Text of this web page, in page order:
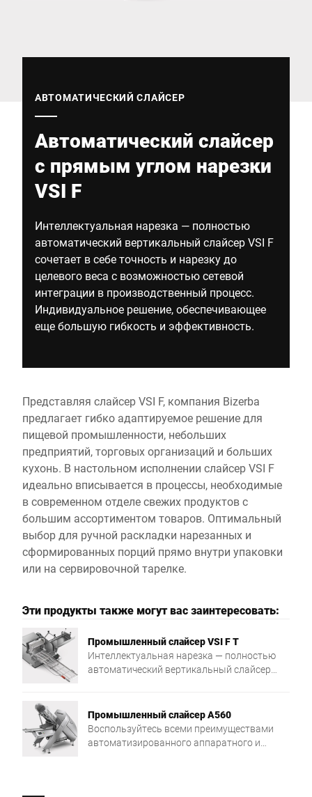
АВТОМАТИЧЕСКИЙ СЛАЙСЕР
Автоматический слайсер
с прямым углом нарезки
VSI F
Интеллектуальная нарезка — полностью
автоматический вертикальный слайсер VSI F
сочетает в себе точность и нарезку до
целевого веса с возможностью сетевой
интеграции в производственный процесс.
Индивидуальное решение, обеспечивающее
еще большую гибкость и эффективность.
Представляя слайсер VSI F, компания Bizerba
предлагает гибко адаптируемое решение для
пищевой промышленности, небольших
предприятий, торговых организаций и больших
кухонь. В настольном исполнении слайсер VSI F
идеально вписывается в процессы, необходимые
в современном отделе свежих продуктов с
большим ассортиментом товаров. Оптимальный
выбор для ручной раскладки нарезанных и
сформированных порций прямо внутри упаковки
или на сервировочной тарелке.
Эти продукты также могут вас заинтересовать:
Промышленный слайсер VSI F T
Интеллектуальная нарезка — полностью
автоматический вертикальный слайсер
интеграции в производственный процесс.
Индивидуальное решение, обеспечивающее
еще большую гибкость и эффективность.
Промышленный слайсер A560
Воспользуйтесь всеми преимуществами
автоматизированного аппаратного и